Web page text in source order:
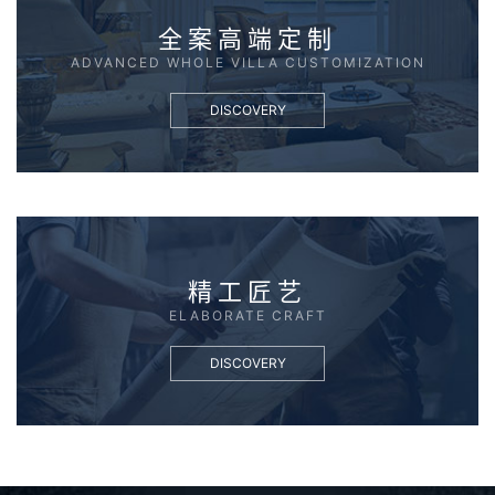
全案高端定制
ADVANCED WHOLE VILLA CUSTOMIZATION
DISCOVERY
精工匠艺
ELABORATE CRAFT
DISCOVERY